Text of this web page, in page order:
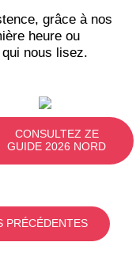
grâce à nos
heure ou
qui nous lisez.
CONSULTEZ ZE
GUIDE 2026 NORD
PRÉCÉDENTES